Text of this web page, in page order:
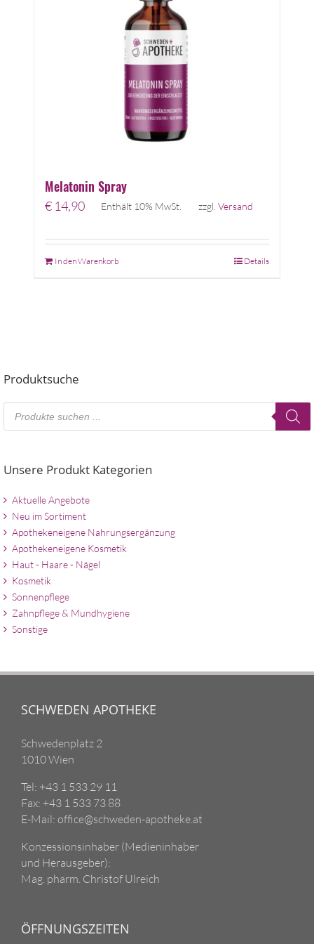
Melatonin Spray
€ 14,90 Enthält 10% MwSt. zzgl. Versand
In den Warenkorb Details
Produktsuche
Products
search
Unsere Produkt Kategorien
Aktuelle Angebote
Neu im Sortiment
Apothekeneigene Nahrungsergänzung
Apothekeneigene Kosmetik
Haut - Haare - Nägel
Kosmetik
Sonnenpflege
Zahnpflege & Mundhygiene
Sonstige
SCHWEDEN APOTHEKE
Schwedenplatz 2
1010 Wien
Tel: +43 1 533 29 11
Fax: +43 1 533 73 88
E-Mail: office@schweden-apotheke.at
Konzessionsinhaber (Medieninhaber
und Herausgeber):
Mag. pharm. Christof Ulreich
ÖFFNUNGSZEITEN